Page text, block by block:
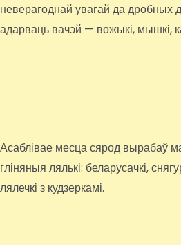
неверагоднай увагай да дробных
адарваць вачэй — вожыкі, мышкі,
Асаблівае месца сярод вырабаў
гліняныя лялькі: беларусачкі,
лялечкі з кудзеркамі.